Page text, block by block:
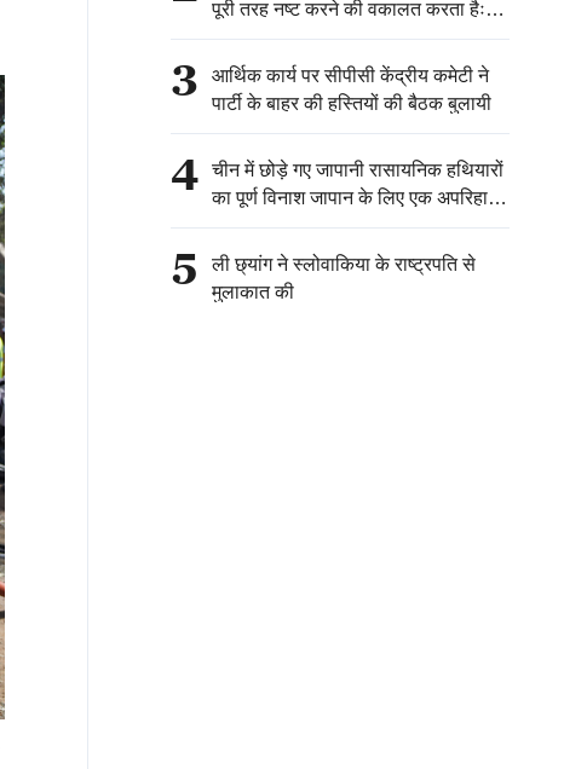
पूरी तरह नष्ट करने की वकालत करता हैः
चीनी विदेश मंत्रालय
3
आर्थिक कार्य पर सीपीसी केंद्रीय कमेटी ने
पार्टी के बाहर की हस्तियों की बैठक बुलायी
4
चीन में छोड़े गए जापानी रासायनिक हथियारों
का पूर्ण विनाश जापान के लिए एक अपरिहार्य
ऐतिहासिक, राजनीतिक और कानूनी
जिम्मेदारी है：चीनी विदेश मंत्रालय
5
ली छ्यांग ने स्लोवाकिया के राष्ट्रपति से
मुलाकात की